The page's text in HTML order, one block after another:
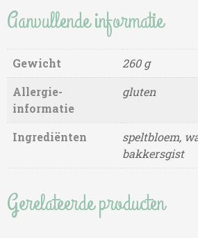
Aanvullende informatie
Gewicht
260 g
Allergie-
informatie
gluten
Ingrediënten
speltbloem,
bakkersgist
Gerelateerde producten